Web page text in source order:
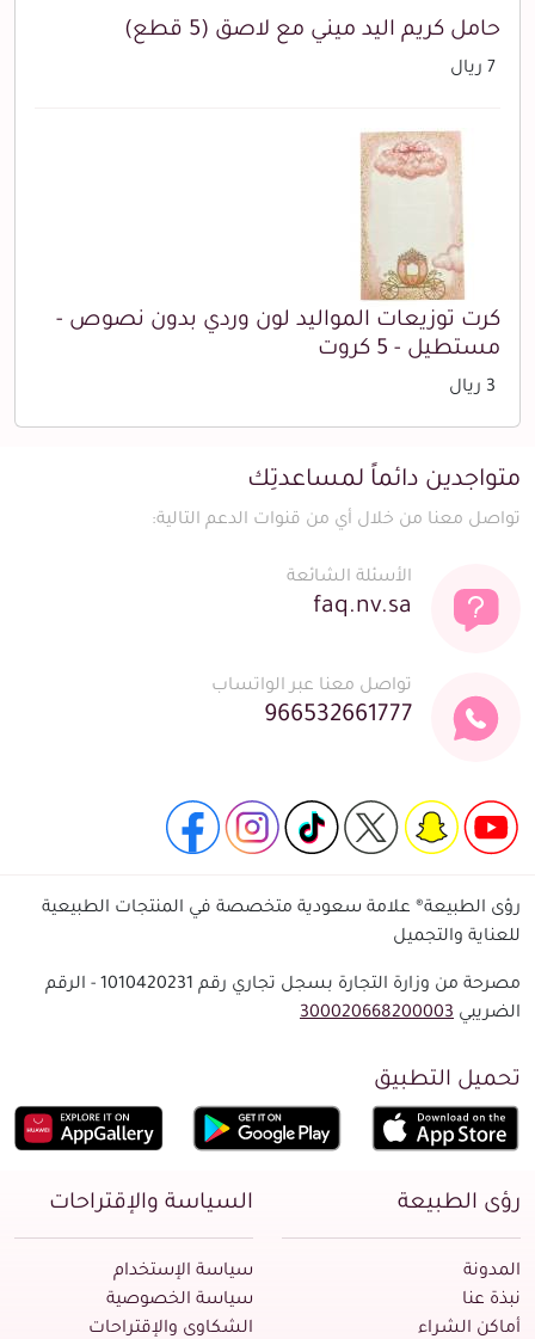
حامل كريم اليد ميني مع لاصق (5 قطع)
7 ريال
كرت توزيعات المواليد لون وردي بدون نصوص -
مستطيل - 5 كروت
3 ريال
متواجدين دائماً لمساعدتِك
تواصل معنا من خلال أي من قنوات الدعم التالية:
الأسئلة الشائعة
faq.nv.sa
تواصل معنا عبر الواتساب
966532661777
رؤى الطبيعة® علامة سعودية متخصصة في المنتجات الطبيعية
للعناية والتجميل
مصرحة من وزارة التجارة بسجل تجاري رقم 1010420231 - الرقم
الضريبي 300020668200003
تحميل التطبيق
رؤى الطبيعة
المدونة
نبذة عنا
أماكن الشراء
السياسة والإقتراحات
سياسة الإستخدام
سياسة الخصوصية
الشكاوى والإقتراحات